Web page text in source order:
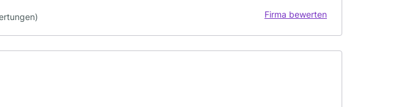
Firma bewerten